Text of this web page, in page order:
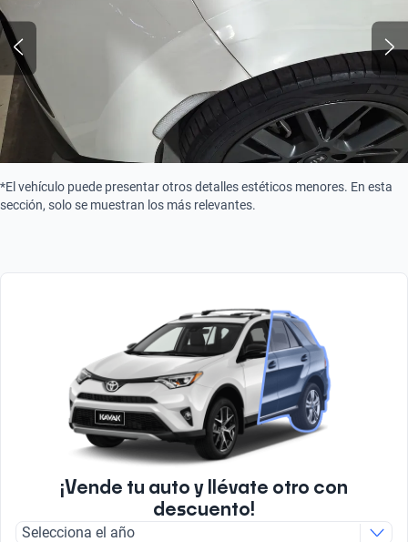
*El vehículo puede presentar otros detalles estéticos menores. En esta
sección, solo se muestran los más relevantes.
¡Vende tu auto y llévate otro con
descuento!
Selecciona el año